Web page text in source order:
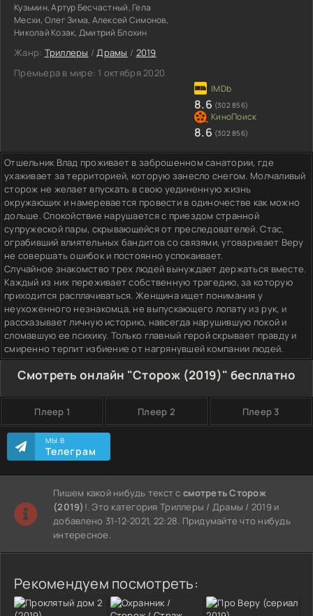
Кузьмин, Артур Бесчастный, Гела
Месхи, Олег Зима, Алексей Симонов,
Николай Козак, Дмитрий Блохин
Жанр: Триллеры /Драмы / 2019
Премьера в мире: 1 октября 2020
8.6 (302 856)
8.6 (302 856)
Отшельник Влад проживает в заброшенном санатории, где
ухаживает за территорией, которую занесло снегом. Молчаливый
сторож не желает впускать в свою уединенную жизнь
окружающих и намеревается провести в одиночестве как можно
дольше. Спокойствие нарушается с приездом странной
супружеской пары, скрывающейся от преследователей. Стас,
ограбивший влиятельных бандитов со связями, уговаривает Веру
не совершать ошибок и постоянно успокаивает.
Случайное знакомство трех людей вынуждает держаться вместе.
Каждый из них переживает собственную трагедию, за которую
приходится расплачиваться. Женщина ищет понимания у
неухоженного незнакомца, не выпускающего лопату из рук, и
рассказывает личную историю, навсегда нарушившую покой и
сломавшую ее психику. Только главный герой скрывает правду и
смиренно терпит избиение от нагрянувшей компании людей.
Смотреть онлайн "Сторож (2019)" бесплатно
Плеер 1 Плеер 2 Плеер 3
МЫ В
Телеграм
Пишем какой нибудь текст ссмотреть Сторож
(2019) !. Это категория Триллеры / Драмы / 2019 и
добавлено 31-12-2021, 22:28. Придумайте что нибудь
интересное.
Рекомендуем посмотреть: